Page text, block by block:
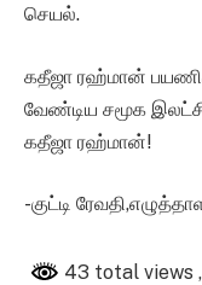
செயல்.
கதீஜா ரஹ்மான்
வேண்டிய சமூக
கதீஜா ரஹ்மான்!
-குட்டி
43 total views